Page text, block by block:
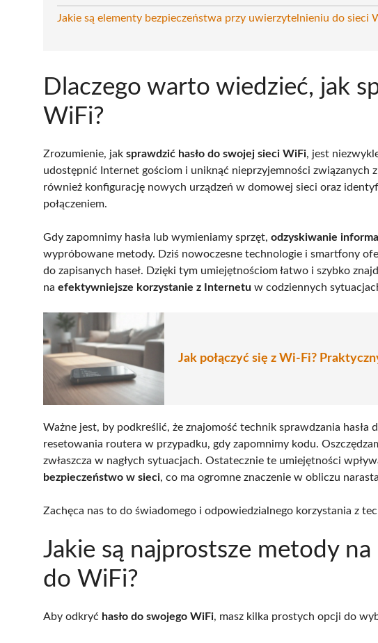
Jakie są elementy bezpieczeństwa przy uwierzytelnieniu do sieci
Dlaczego warto wiedzieć, jak
WiFi?
Zrozumienie, jak sprawdzić hasło do swojej sieci WiFi, jest
udostępnić Internet gościom i uniknąć nieprzyjemności związanych
również konfigurację nowych urządzeń w domowej sieci oraz
połączeniem.
Gdy zapomnimy hasła lub wymieniamy sprzęt, odzyskiwanie
wypróbowane metody. Dziś nowoczesne technologie i smartfony
do zapisanych haseł. Dzięki tym umiejętnościom łatwo i szybko
na efektywniejsze korzystanie z Internetu w codziennych
Jak połączyć się z Wi-Fi?
Ważne jest, by podkreślić, że znajomość technik sprawdzania hasła
resetowania routera w przypadku, gdy zapomnimy kodu.
zwłaszcza w nagłych sytuacjach. Ostatecznie te umiejętności
bezpieczeństwo w sieci, co ma ogromne znaczenie w obliczu
Zachęca nas to do świadomego i odpowiedzialnego korzystania z
Jakie są najprostsze metody na
do WiFi?
Aby odkryć hasło do swojego WiFi, masz kilka prostych opcji do